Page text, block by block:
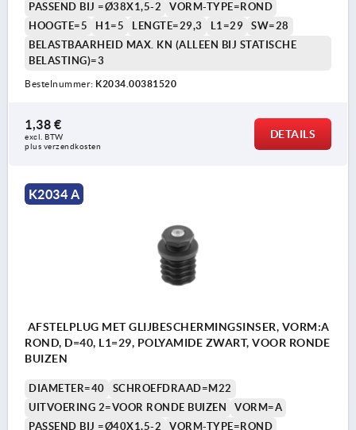
PASSEND BIJ =Ø38X1,5-2
VORM-TYPE=ROND
HOOGTE=5
H1=5 LENGTE=29,3 L1=29
SW=28
BELASTBAARHEID MAX. KN (ALLEEN BIJ STATISCHE
BELASTING)=3
Bestelnummer: K2034.00381520
1,38 €
excl. BTW
plus verzendkosten
DETAILS
K2034 A
AFSTELPLUG MET GLIJBESCHERMINGSINSER, VORM:A
ROND, D=40, L1=29, POLYAMIDE ZWART, VOOR RONDE
BUIZEN
DIAMETER=40
SCHROEFDRAAD=M22
UITVOERING 2=VOOR RONDE BUIZEN
VORM=A
PASSEND BIJ =Ø40X1,5-2
VORM-TYPE=ROND